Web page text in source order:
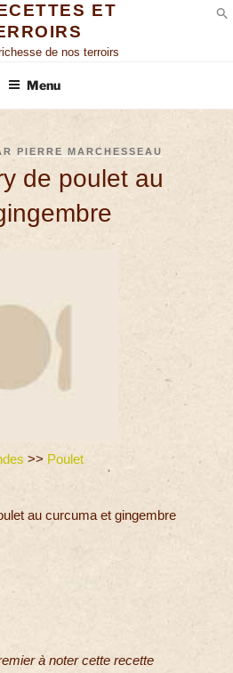
ET
de nos terroirs
Menu
PIERRE MARCHESSEAU
de poulet au
>> Poulet
au curcuma et gingembre
à noter cette recette